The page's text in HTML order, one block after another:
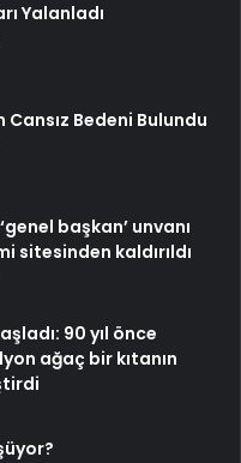
Yalanladı
Cansız Bedeni Bulundu
başkan’ unvanı
sitesinden kaldırıldı
90 yıl önce
ağaç bir kıtanın